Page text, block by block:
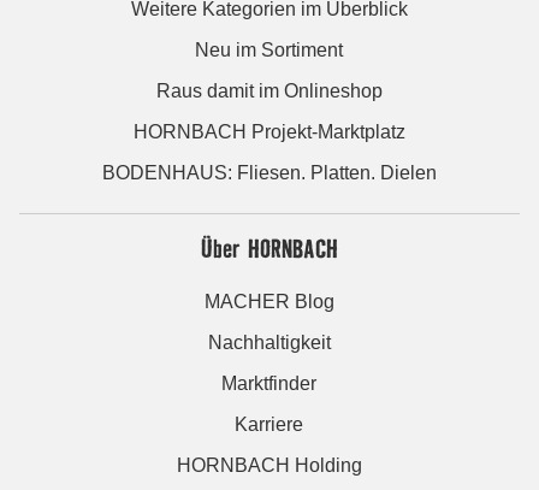
Weitere Kategorien im Überblick
Neu im Sortiment
Raus damit im Onlineshop
HORNBACH Projekt-Marktplatz
BODENHAUS: Fliesen. Platten. Dielen
Über HORNBACH
MACHER Blog
Nachhaltigkeit
Marktfinder
Karriere
HORNBACH Holding